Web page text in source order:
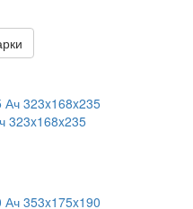
323x168x235